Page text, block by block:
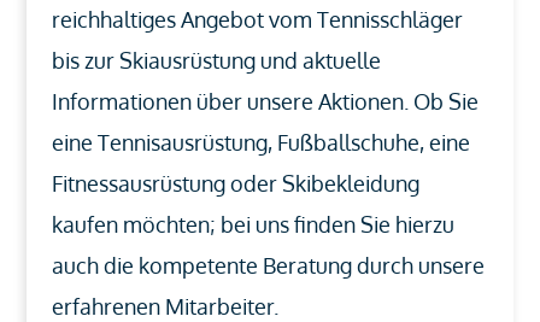
reichhaltiges Angebot vom Tennisschläger
bis zur Skiausrüstung und aktuelle
Informationen über unsere Aktionen. Ob Sie
eine Tennisausrüstung, Fußballschuhe, eine
Fitnessausrüstung oder Skibekleidung
kaufen möchten; bei uns finden Sie hierzu
auch die kompetente Beratung durch unsere
erfahrenen Mitarbeiter.